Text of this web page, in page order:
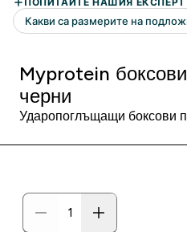
Myprotein
черни
Ударопоглъщащи боксови